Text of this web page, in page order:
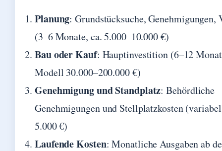
Planung: Grundstücksuche, Genehmigungen,
(3–6 Monate, ca. 5.000–10.000 €)
Bau oder Kauf: Hauptinvestition (6–12
Modell 30.000–200.000 €)
Genehmigung und Standplatz: Behördliche
Genehmigungen und Stellplatzkosten
5.000 €)
Laufende Kosten: Monatliche Ausgaben ab